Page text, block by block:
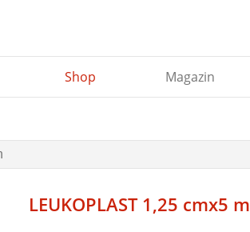
Shop Magazin
LEUKOPLAST 1,25 cmx5 m